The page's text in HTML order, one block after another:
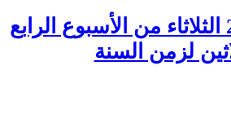
24 – 11 – 2026 الثلاثاء من الأسبوع الرابع
لزمن السنة